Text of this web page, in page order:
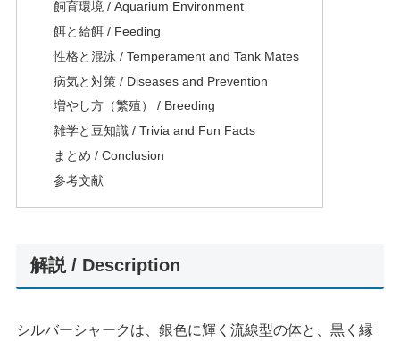
飼育環境 / Aquarium Environment
餌と給餌 / Feeding
性格と混泳 / Temperament and Tank Mates
病気と対策 / Diseases and Prevention
増やし方（繁殖） / Breeding
雑学と豆知識 / Trivia and Fun Facts
まとめ / Conclusion
参考文献
解説 / Description
シルバーシャークは、銀色に輝く流線型の体と、黒く縁